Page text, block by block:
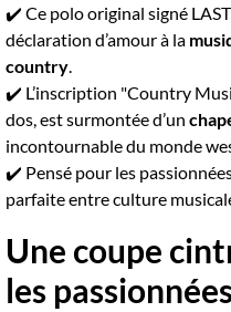
✔️ Ce polo original signé
déclaration d’amour à la
country.
✔️ L’inscription "Country
dos, est surmontée d’un
incontournable du monde
✔️ Pensé pour les
parfaite entre culture
Une coupe
les